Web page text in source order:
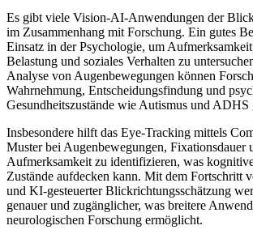
Es gibt viele Vision-AI-Anwendungen der
im Zusammenhang mit Forschung. Ein gutes
Einsatz in der Psychologie, um
Belastung und soziales Verhalten zu
Analyse von Augenbewegungen können
Wahrnehmung, Entscheidungsfindung und
Gesundheitszustände wie Autismus und ADHS
Insbesondere hilft das Eye-Tracking mittels
Muster bei Augenbewegungen, Fixationsdauer
Aufmerksamkeit zu identifizieren, was
Zustände aufdecken kann. Mit dem Fortschritt
und KI-gesteuerter Blickrichtungsschätzung
genauer und zugänglicher, was breitere
neurologischen Forschung ermöglicht.